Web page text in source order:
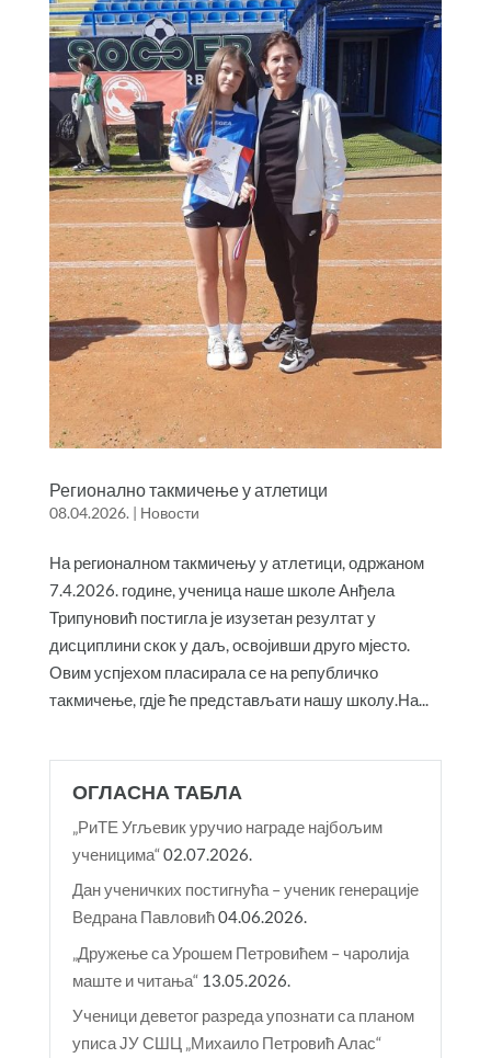
Регионално такмичење у атлетици
08.04.2026. | Новости
На регионалном такмичењу у атлетици, одржаном
7.4.2026. године, ученица наше школе Анђела
Трипуновић постигла је изузетан резултат у
дисциплини скок у даљ, освојивши друго мјесто.
Овим успјехом пласирала се на републичко
такмичење, гдје ће представљати нашу школу.На...
ОГЛАСНА ТАБЛА
„РиТЕ Угљевик уручио награде најбољим
ученицима“02.07.2026.
Дан ученичких постигнућа – ученик генерације
Ведрана Павловић04.06.2026.
„Дружење са Урошем Петровићем – чаролија
маште и читања“ 13.05.2026.
Ученици деветог разреда упознати са планом
уписа ЈУ СШЦ „Михаило Петровић Алас“